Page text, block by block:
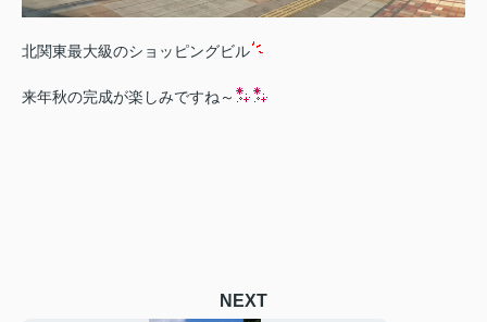
北関東最大級のショッピングビル
来年秋の完成が楽しみですね～
NEXT